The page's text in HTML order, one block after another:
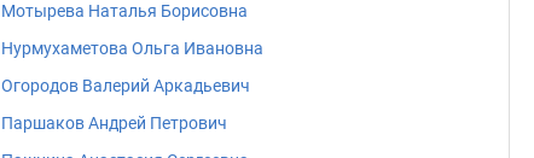
Мотырева Наталья Борисовна
Нурмухаметова Ольга Ивановна
Огородов Валерий Аркадьевич
Паршаков Андрей Петрович